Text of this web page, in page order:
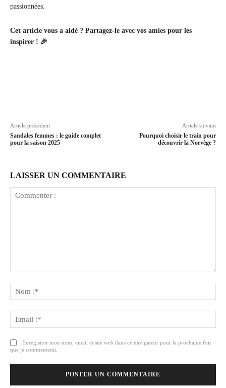
passionnées.
Cet article vous a aidé ? Partagez-le avec vos amies pour les
inspirer ! 🎉
Article précédent
Sandales femmes : le guide complet
pour la saison 2025
Article suivant
Pourquoi choisir le train pour
découvrir la Norvège ?
LAISSER UN COMMENTAIRE
:
Enregistrer mon nom, email et site web dans ce navigateur pour la prochaine fois
que je commenterai.